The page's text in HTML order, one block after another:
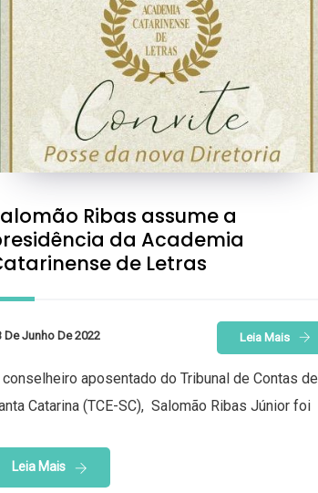
Ribas assume a
da Academia
de Letras
De Junho De 2022 Leia Mais
conselheiro aposentado do Tribunal de Contas de
Catarina (TCE-SC), Salomão Ribas Júnior foi
Leia Mais